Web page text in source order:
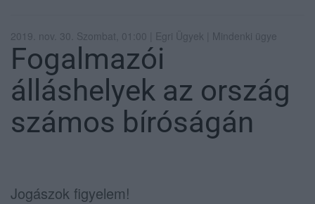
2019. nov. 30. Szombat, 01:00 | Egri Ügyek | Mindenki ügye
Fogalmazói
álláshelyek az ország
számos bíróságán
Jogászok figyelem!